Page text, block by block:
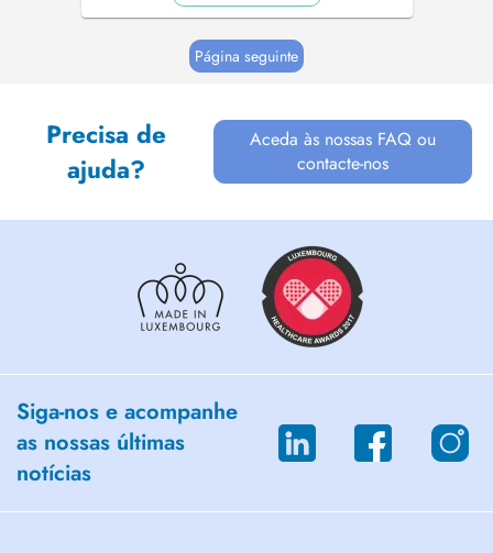
Página seguinte
Precisa de
ajuda?
Aceda às nossas FAQ ou
contacte-nos
Siga-nos e acompanhe
as nossas últimas
notícias